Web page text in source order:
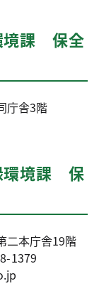
課 保全
庁舎3階
境課 保
本庁舎19階
1379